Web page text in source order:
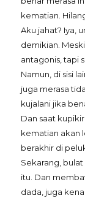
kematian.
Aku jahat? Iya,
demikian.
antagonis, tapi
Namun, di sisi
juga merasa
kujalani jika
Dan saat
kematian akan
berakhir di
Sekarang, bulat
itu. Dan
dada, juga